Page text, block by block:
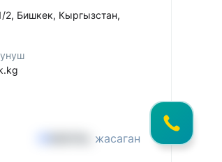
2, Бишкек, Кыргызстан,
жасаган